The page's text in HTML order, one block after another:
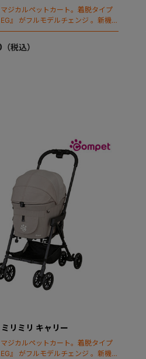
ジカルペットカート。着脱タイプ
』 がフルモデルチェンジ 。新機能
ールディング」搭載
リミリ キャリー
ジカルペットカート。着脱タイプ
』 がフルモデルチェンジ 。新機能